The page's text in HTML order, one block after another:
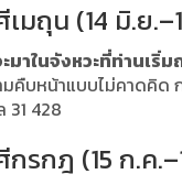
เมถุน (14 มิ.ย
มาในจังหวะที่ท่านเริ่
มคืบหน้าแบบไม่คาดคิด
31 428
กรกฎ (15 ก.ค